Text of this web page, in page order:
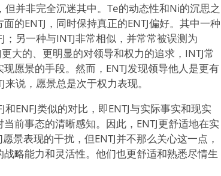
并非完全沉迷其中。Te的动态性和Ni的沉思之
的ENTJ，同时保持真正的ENTJ偏好。其中一种
另一种与INTJ非常相似，并常常被误测为
大的、更明显的对领导和权力的追求，INTJ常
愿景的手段。然而，ENTJ发现领导他人是更有
说，愿景总是次于权力表现。
ENFJ类似的对比，即ENTJ与实际事实和现实
前事态的清晰感知。因此，ENTJ更舒适地在实
景表现的干扰，但ENTJ并不那么关心这一点，
略能力和灵活性。他们也更舒适和熟悉尽情生